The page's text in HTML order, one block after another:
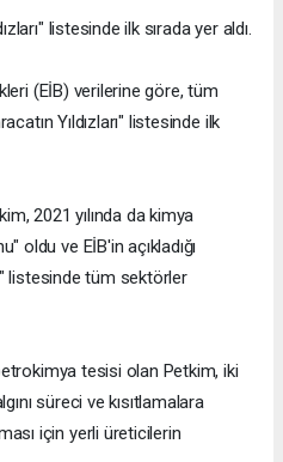
listesinde ilk sırada yer aldı.
(EİB) verilerine göre, tüm
Yıldızları" listesinde ilk
2021 yılında da kimya
oldu ve EİB'in açıkladığı
listesinde tüm sektörler
tesisi olan Petkim, iki
süreci ve kısıtlamalara
için yerli üreticilerin